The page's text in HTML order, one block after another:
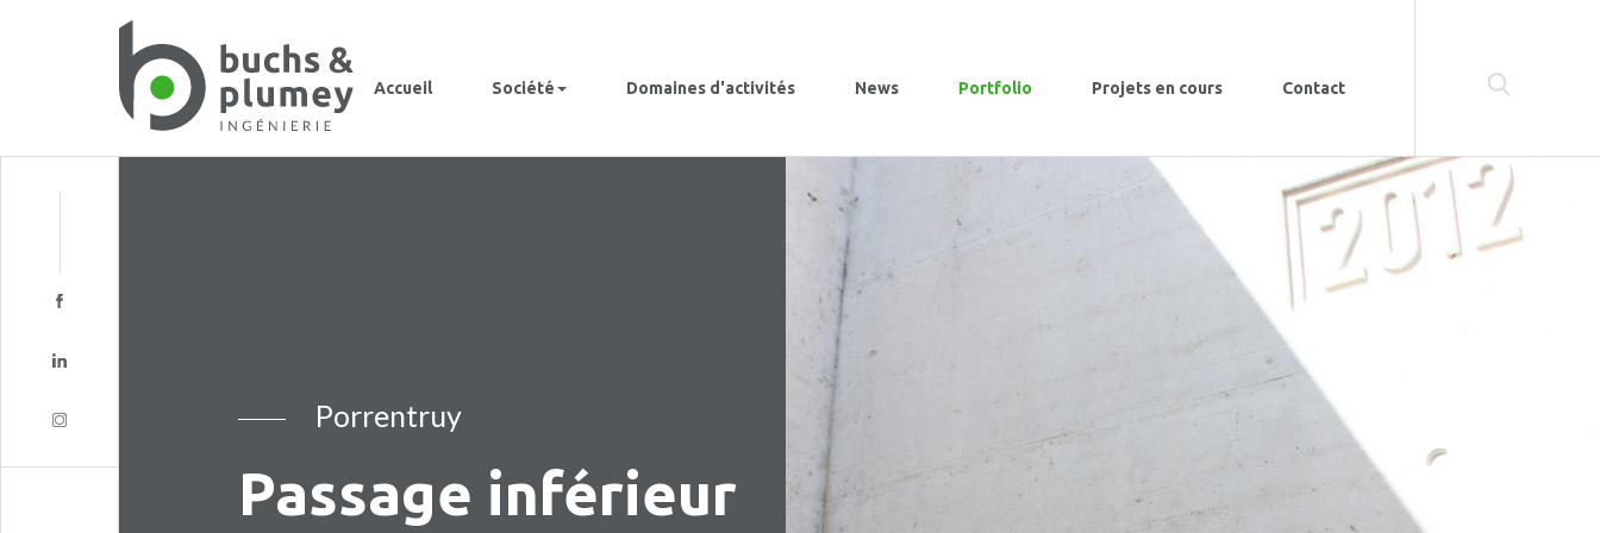
Accueil Société Domaines d'activités News Portfolio Projets en cours Contact
Porrentruy
Passage inférieur